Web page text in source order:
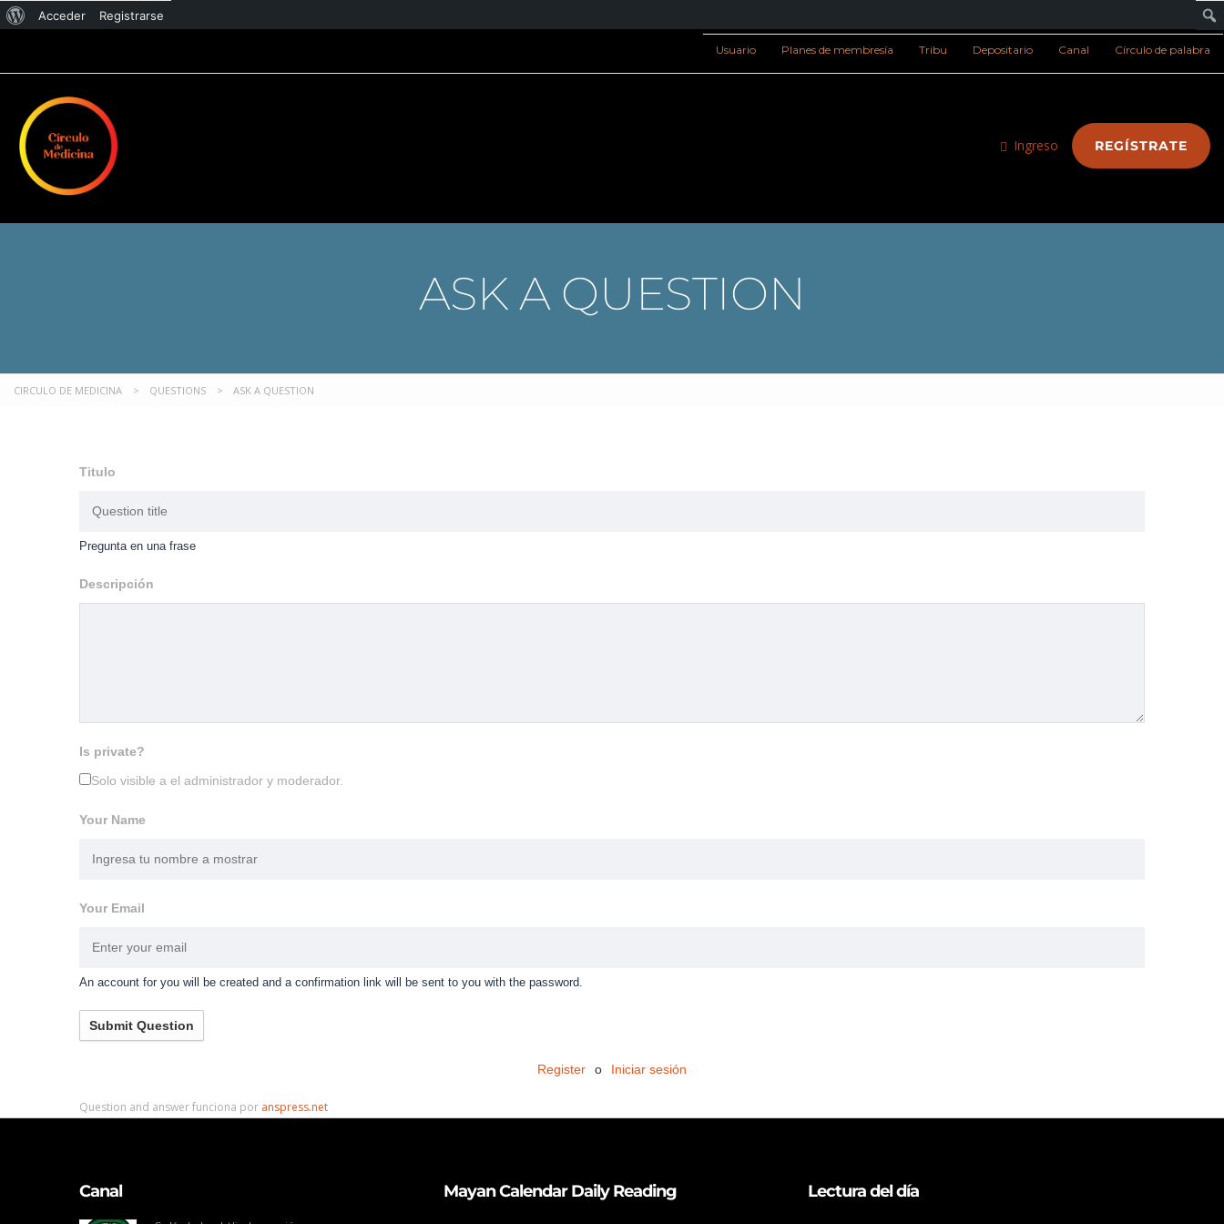
Acceder Registrarse
Usuario Planes de membresía Tribu Depositario Canal Círculo de palabra
Ingreso REGÍSTRATE
ASK A QUESTION
CIRCULO DE MEDICINA > QUESTIONS > ASK A QUESTION
Titulo
Pregunta en una frase
Descripción
Is private?
Solo visible a el administrador y moderador.
Your Name
Your Email
An account for you will be created and a confirmation link will be sent to you with the password.
Submit Question
Register o Iniciar sesión
Question and answer funciona por anspress.net
Canal Mayan Calendar Daily Reading Lectura del día